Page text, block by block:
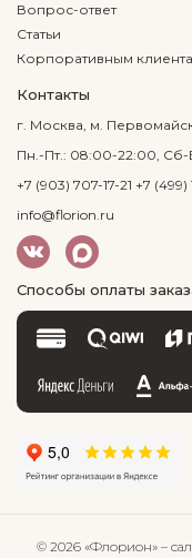
Вопрос-ответ
Статьи
Корпоративным
Контакты
г. Москва, м.
Пн.-Пт.: 08:00-22:00, Сб-
+7 (903) 707-17-21 +7 (499)
info@florion.ru
Способы оплаты
© 2026 «Флорион» –